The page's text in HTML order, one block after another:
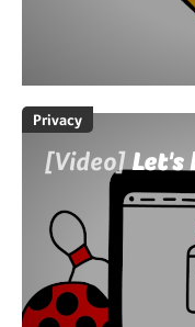
Privacy
[Video]Let's